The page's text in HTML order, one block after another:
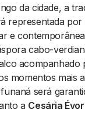
da cidade, a
representada por
e
cabo-
acompanhado
momentos mais
será
a Cesária